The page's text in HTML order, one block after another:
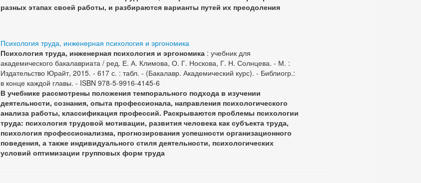
разных этапах своей работы, и разбираются варианты путей их преодоления
Психология труда, инженерная психология и эргономика
Психология труда, инженерная психология и эргономика : учебник для
академического бакалавриата / ред. Е. А. Климова, О. Г. Носкова, Г. Н. Солнцева. - М. :
Издательство Юрайт, 2015. - 617 с. : табл. - (Бакалавр. Академический курс). - Библиогр.:
в конце каждой главы. - ISBN 978-5-9916-4145-6
В учебнике рассмотрены положения темпорального подхода в изучении
деятельности, сознания, опыта профессионала, направления психологического
анализа работы, классификация профессий. Раскрываются проблемы психологии
труда: психология трудовой мотивации, развития человека как субъекта труда,
психология профессионализма, прогнозирования успешности организационного
поведения, а также индивидуального стиля деятельности, психологических
условий оптимизации групповых форм труда